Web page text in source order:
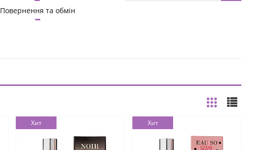
Повернення та обмін
Хит Хит